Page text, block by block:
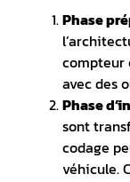
Phase
compteur
avec des
Phase
sont
codage
véhicule.